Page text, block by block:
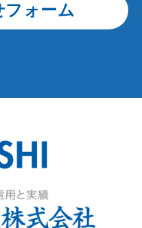
フォーム